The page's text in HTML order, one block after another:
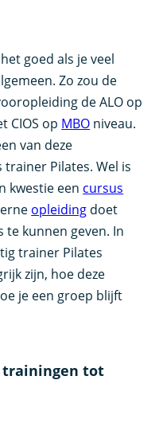
goed als je veel
Zo zou de
de ALO op
CIOS op MBO niveau.
van deze
trainer Pilates. Wel is
kwestie een cursus
opleiding doet
te kunnen geven. In
trainer Pilates
zijn, hoe deze
je een groep blijft
trainingen tot